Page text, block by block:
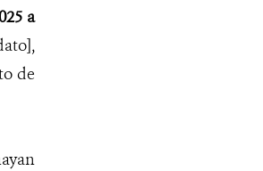
a
de